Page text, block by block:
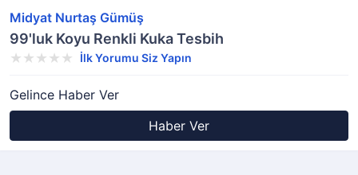
Midyat Nurtaş Gümüş
99'luk Koyu Renkli Kuka Tesbih
İlk Yorumu Siz Yapın
Gelince Haber Ver
Haber Ver